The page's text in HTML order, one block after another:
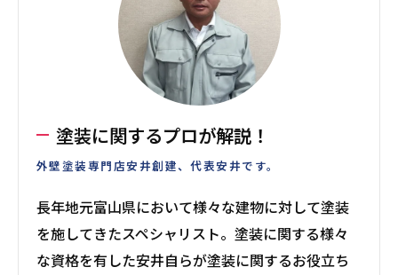
塗装に関するプロが解説！
外壁塗装専門店安井創建、代表安井です。
長年地元富山県において様々な建物に対して塗装
を施してきたスペシャリスト。塗装に関する様々
な資格を有した安井自らが塗装に関するお役立ち